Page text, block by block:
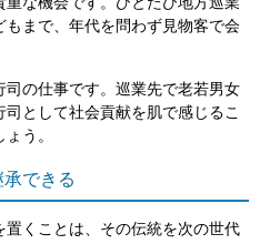
重な機会です。ひとたび地方巡業
まで、年代を問わず見物客で会
の仕事です。巡業先で老若男女
として社会貢献を肌で感じるこ
う。
できる
くことは、その伝統を次の世代